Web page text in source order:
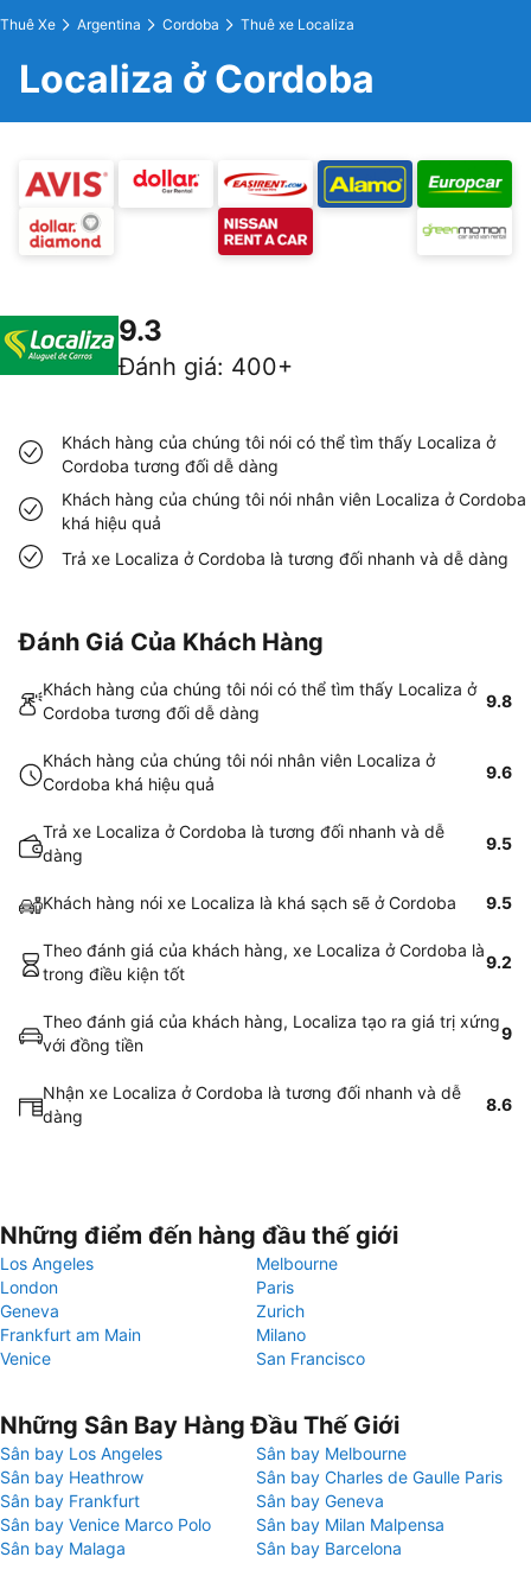
Thuê Xe Argentina Cordoba Thuê xe Localiza
Localiza ở Cordoba
9.3
Đánh giá: 400+
Khách hàng của chúng tôi nói có thể tìm thấy Localiza ở
Cordoba tương đối dễ dàng
Khách hàng của chúng tôi nói nhân viên Localiza ở Cordoba
khá hiệu quả
Trả xe Localiza ở Cordoba là tương đối nhanh và dễ dàng
Đánh Giá Của Khách Hàng
Khách hàng của chúng tôi nói có thể tìm thấy Localiza ở
Cordoba tương đối dễ dàng
9.8
Khách hàng của chúng tôi nói nhân viên Localiza ở
Cordoba khá hiệu quả
9.6
Trả xe Localiza ở Cordoba là tương đối nhanh và dễ
dàng
9.5
Khách hàng nói xe Localiza là khá sạch sẽ ở Cordoba 9.5
Theo đánh giá của khách hàng, xe Localiza ở Cordoba là
trong điều kiện tốt
9.2
Theo đánh giá của khách hàng, Localiza tạo ra giá trị xứng
với đồng tiền
9
Nhận xe Localiza ở Cordoba là tương đối nhanh và dễ
dàng
8.6
Những điểm đến hàng đầu thế giới
Los Angeles
Melbourne
London
Paris
Geneva
Zurich
Frankfurt am Main
Milano
Venice
San Francisco
Những Sân Bay Hàng Đầu Thế Giới
Sân bay Los Angeles
Sân bay Melbourne
Sân bay Heathrow
Sân bay Charles de Gaulle Paris
Sân bay Frankfurt
Sân bay Geneva
Sân bay Venice Marco Polo
Sân bay Milan Malpensa
Sân bay Malaga
Sân bay Barcelona